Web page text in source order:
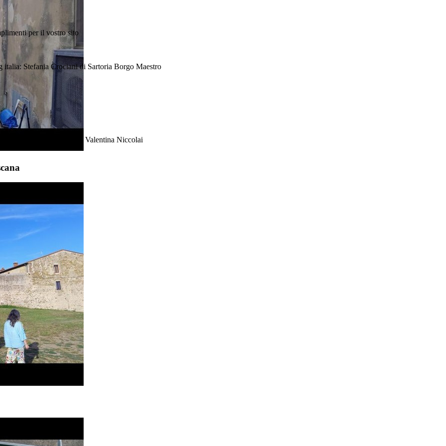
per il vostro sito
italia: Stefania Crociani di Sartoria Borgo Maestro
e Direttore Responsabile Valentina Niccolai